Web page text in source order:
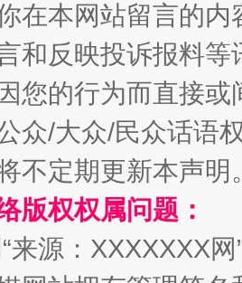
化重塑工作
在本网站留言的内
和反映投诉报料
您的行为而直接
众/大众/民众话语
不定期更新本声明
版权权属问题：
来源：XXXXXXX